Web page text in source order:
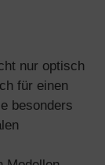
nur optisch
für einen
besonders